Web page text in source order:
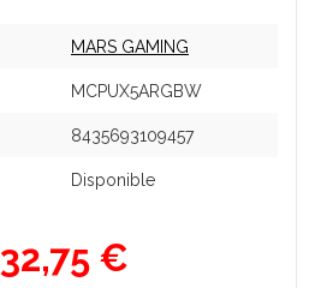
MARS GAMING
MCPUX5ARGBW
8435693109457
Disponible
32,75 €